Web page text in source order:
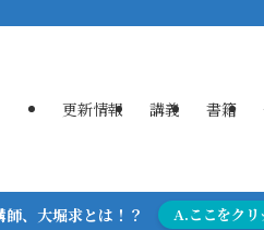
更新情報 講義 書籍
師、大堀求とは！？ A.ここをクリ